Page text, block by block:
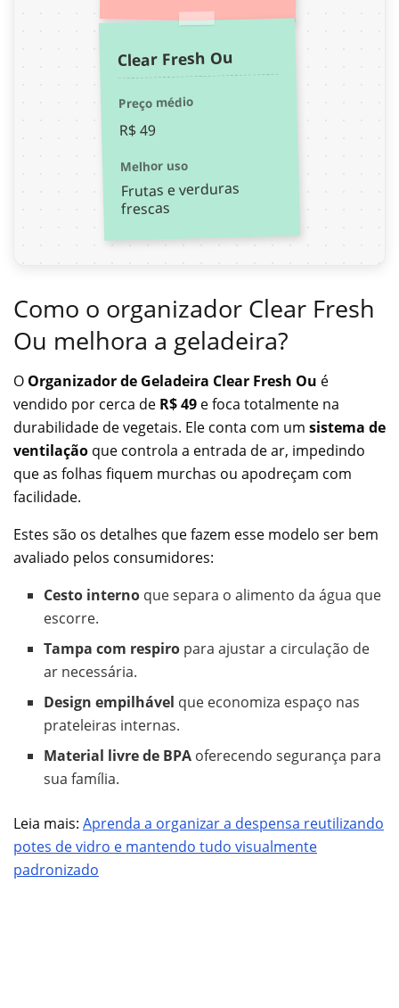
Clear Fresh Ou
Preço médio
R$ 49
Melhor uso
Frutas e verduras
frescas
Como o organizador Clear Fresh
Ou melhora a geladeira?
O Organizador de Geladeira Clear Fresh Ou é
vendido por cerca de R$ 49 e foca totalmente na
durabilidade de vegetais. Ele conta com um sistema de
ventilação que controla a entrada de ar, impedindo
que as folhas fiquem murchas ou apodreçam com
facilidade.
Estes são os detalhes que fazem esse modelo ser bem
avaliado pelos consumidores:
Cesto interno que separa o alimento da água que
escorre.
Tampa com respiro para ajustar a circulação de
ar necessária.
Design empilhável que economiza espaço nas
prateleiras internas.
Material livre de BPA oferecendo segurança para
sua família.
Leia mais: Aprenda a organizar a despensa reutilizando
potes de vidro e mantendo tudo visualmente
padronizado